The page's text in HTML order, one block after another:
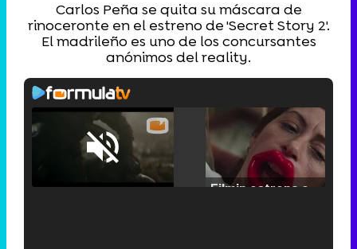
Carlos Peña se quita su máscara de
rinoceronte en el estreno de 'Secret Story 2'.
El madrileño es uno de los concursantes
anónimos del reality.
Unmute /